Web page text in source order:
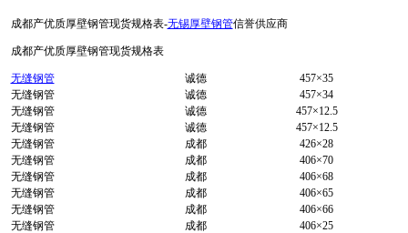
成都产优质厚壁钢管现货规格表-无锡厚壁钢管信誉供应商
成都产优质厚壁钢管现货规格表
无缝钢管 诚德
457×35
无缝钢管
诚德
457×34
无缝钢管
诚德
457×12.5
无缝钢管
诚德
457×12.5
无缝钢管
成都
426×28
无缝钢管
成都
406×70
无缝钢管
成都
406×68
无缝钢管
成都
406×65
无缝钢管
成都
406×66
无缝钢管
成都
406×25